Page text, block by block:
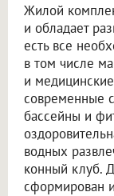
Жилой
и обладает
есть все
в том числе
и
современные
бассейны и
водных
конный клуб.
сформирован